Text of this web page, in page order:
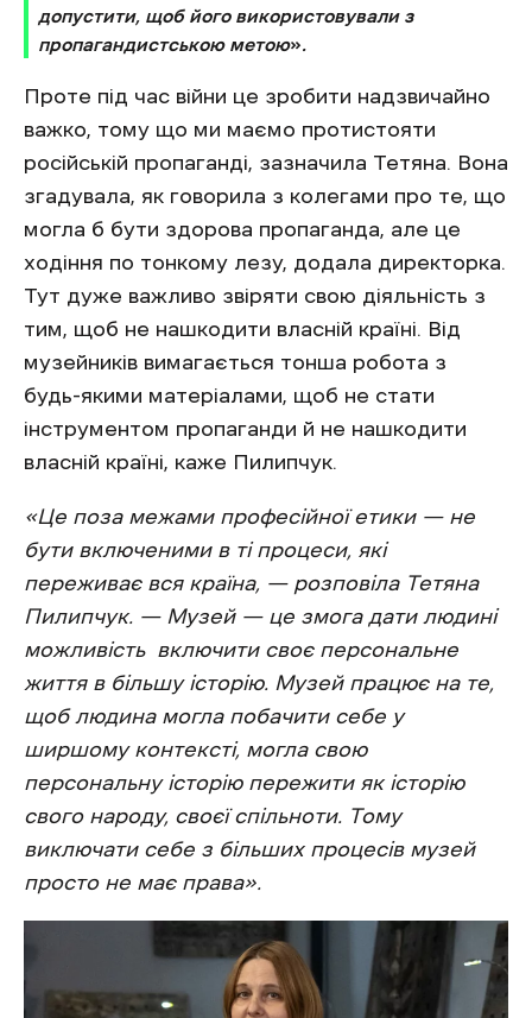
допустити, щоб його використовували з
пропагандистською метою»
Проте під час війни це зробити надзвичайно
важко, тому що ми маємо протистояти
російській пропаганді, зазначила Тетяна. Вона
згадувала, як говорила з колегами про те, що
могла б бути здорова пропаганда, але це
ходіння по тонкому лезу, додала директорка.
Тут дуже важливо звіряти свою діяльність з
тим, щоб не нашкодити власній країні. Від
музейників вимагається тонша робота з
будь-якими матеріалами, щоб не стати
інструментом пропаганди й не нашкодити
власній країні, каже Пилипчук.
«Це поза межами професійної етики — не
бути включеними в ті процеси, які
переживає вся країна, — розповіла Тетяна
Пилипчук. — Музей — це змога дати людині
можливість включити своє персональне
життя в більшу історію. Музей працює на те,
щоб людина могла побачити себе у
ширшому контексті, могла свою
персональну історію пережити як історію
свого народу, своєї спільноти. Тому
виключати себе з більших процесів музей
просто не має права».